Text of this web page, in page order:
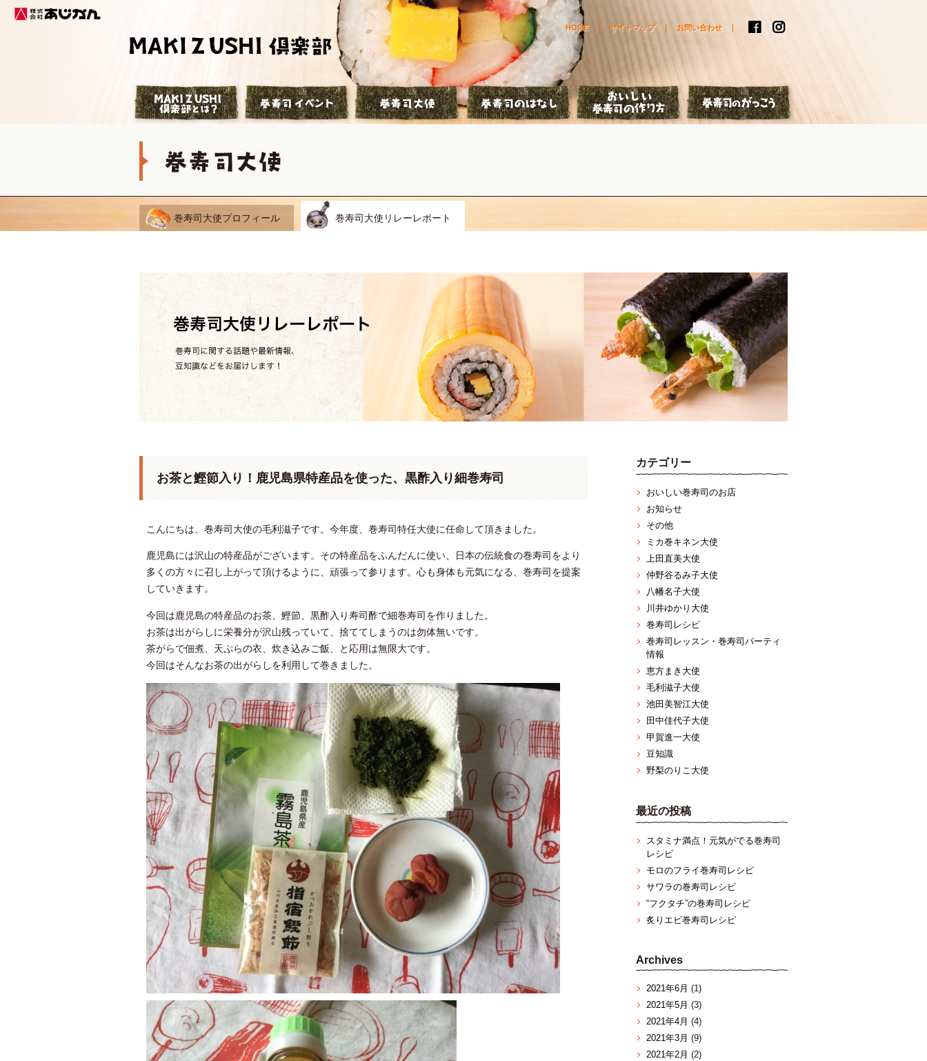
株式会社あじかん お問い合わせ
サイトマップ
HOME
巻寿司倶楽部とは？ 巻寿司イベント 巻寿司大使 巻寿司のはなし おいしい巻寿司の作り方
巻寿司大使プロフィール 巻寿司大使リレーレポート
お茶と鰹節入り！鹿児島県特産品を使った、黒酢入り細巻寿司
こんにちは、巻寿司大使の毛利滋子です。今年度、巻寿司特任大使に任命して頂きました。
鹿児島には沢山の特産品がございます。その特産品をふんだんに使い、日本の伝統食の巻寿司をより
多くの方々に召し上がって頂けるように、頑張って参ります。心も身体も元気になる、巻寿司を提案
していきます。
今回は鹿児島の特産品のお茶、鰹節、黒酢入り寿司酢で細巻寿司を作りました。
お茶は出がらしに栄養分が沢山残っていて、捨ててしまうのは勿体無いです。
茶がらで佃煮、天ぷらの衣、炊き込みご飯、と応用は無限大です。
今回はそんなお茶の出がらしを利用して巻きました。
カテゴリー
おいしい巻寿司のお店
お知らせ
その他
ミカ巻キネン大使
上田直美大使
仲野谷るみ子大使
八幡名子大使
川井ゆかり大使
巻寿司レシピ
巻寿司レッスン・巻寿司パーティ
情報
恵方まき大使
毛利滋子大使
池田美智江大使
田中佳代子大使
甲賀進一大使
豆知識
野梨のりこ大使
最近の投稿
スタミナ満点！元気がでる巻寿司
レシピ
モロのフライ巻寿司レシピ
サワラの巻寿司レシピ
“フクタチ”の巻寿司レシピ
炙りエビ巻寿司レシピ
Archives
2021年6月 (1)
2021年5月 (3)
2021年4月 (4)
2021年3月 (9)
2021年2月 (2)